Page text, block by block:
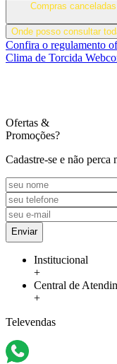
Compras
Onde posso consultar
Confira o regulamento
Clima de Torcida
Ofertas &
Promoções?
Cadastre-se e não perca
Enviar
Institucional
+
Central de
+
Televendas